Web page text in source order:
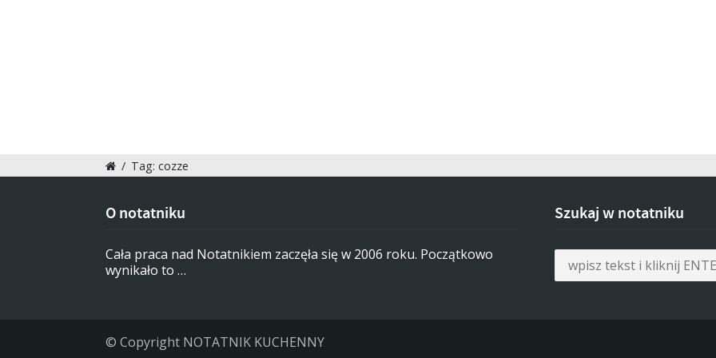
/ Tag: cozze
O notatniku
Cała praca nad Notatnikiem zaczęła się w 2006 roku. Początkowo
wynikało to …
Szukaj w notatniku
© Copyright NOTATNIK KUCHENNY